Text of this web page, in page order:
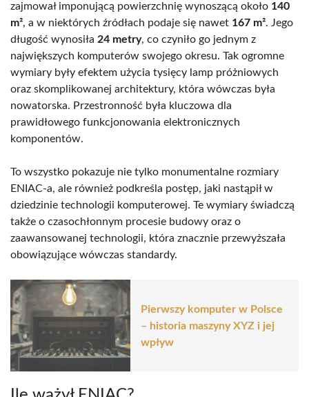
zajmował imponującą powierzchnię wynoszącą około 140
m², a w niektórych źródłach podaje się nawet 167 m². Jego
długość wynosiła 24 metry, co czyniło go jednym z
największych komputerów swojego okresu. Tak ogromne
wymiary były efektem użycia tysięcy lamp próżniowych
oraz skomplikowanej architektury, która wówczas była
nowatorska. Przestronność była kluczowa dla
prawidłowego funkcjonowania elektronicznych
komponentów.
To wszystko pokazuje nie tylko monumentalne rozmiary
ENIAC-a, ale również podkreśla postęp, jaki nastąpił w
dziedzinie technologii komputerowej. Te wymiary świadczą
także o czasochłonnym procesie budowy oraz o
zaawansowanej technologii, która znacznie przewyższała
obowiązujące wówczas standardy.
Pierwszy komputer w Polsce
– historia maszyny XYZ i jej
wpływ